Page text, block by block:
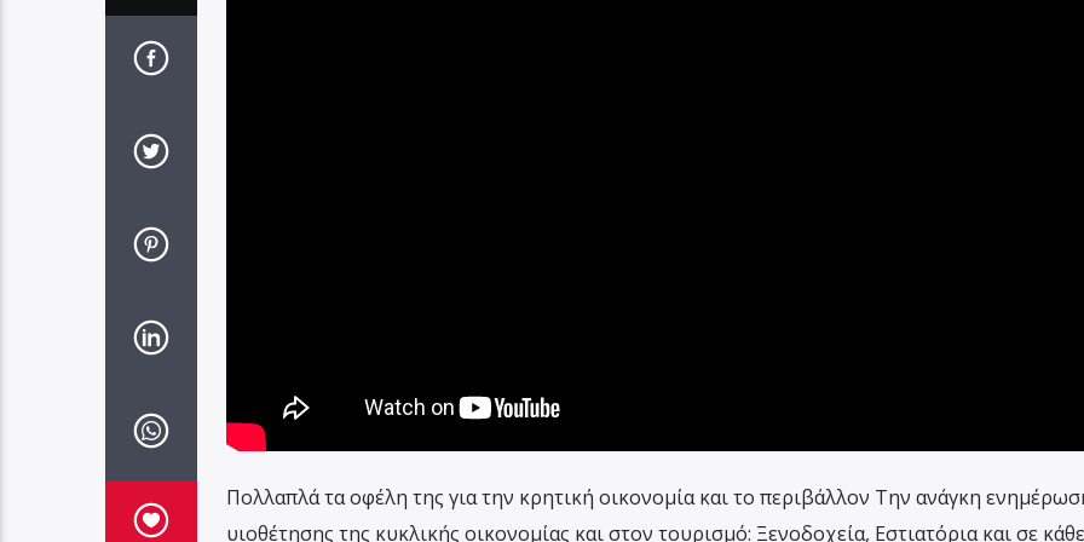
Πολλαπλά τα οφέλη της για την κρητική οικονομία και το περιβάλλον Την ανάγκη
υιοθέτησης της κυκλικής οικονομίας και στον τουρισμό: Ξενοδοχεία, Εστιατόρια και σε